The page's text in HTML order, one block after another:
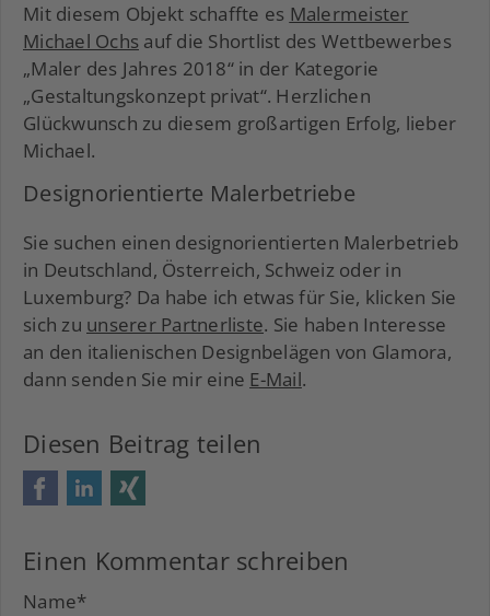
Mit diesem Objekt schaffte es Malermeister
Michael Ochs auf die Shortlist des Wettbewerbes
„Maler des Jahres 2018“ in der Kategorie
„Gestaltungskonzept privat“. Herzlichen
Glückwunsch zu diesem großartigen Erfolg, lieber
Michael.
Designorientierte Malerbetriebe
Sie suchen einen designorientierten Malerbetrieb
in Deutschland, Österreich, Schweiz oder in
Luxemburg? Da habe ich etwas für Sie, klicken Sie
sich zu unserer Partnerliste. Sie haben Interesse
an den italienischen Designbelägen von Glamora,
dann senden Sie mir eine E-Mail.
Diesen Beitrag teilen
FacebookLinkedIn
Einen Kommentar schreiben
Name*